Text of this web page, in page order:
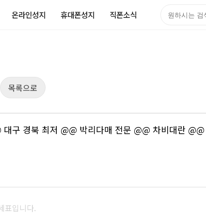
온라인성지 휴대폰성지 직폰소식
목록으로
대구 경북 최저 @@ 박리다매 전문 @@ 차비대란
표입니다.